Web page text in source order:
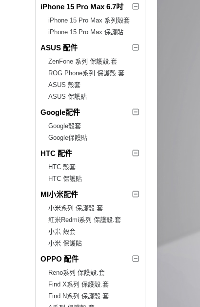
iPhone 15 Pro Max 6.7吋
iPhone 15 Pro Max 系列殼套
iPhone 15 Pro Max 保護貼
ASUS 配件
ZenFone 系列 保護殼.套
ROG Phone系列 保護殼.套
ASUS 殼套
ASUS 保護貼
Google配件
Google殼套
Google保護貼
HTC 配件
HTC 殼套
HTC 保護貼
MI小米配件
小米系列 保護殼.套
紅米Redmi系列 保護殼.套
小米 殼套
小米 保護貼
OPPO 配件
Reno系列 保護殼.套
Find X系列 保護殼.套
Find N系列 保護殼.套